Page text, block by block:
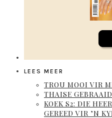
LEES MEER
TROU MOOI VIR
THAISE
KOEK S2: DIE
GEREED VIR ’N